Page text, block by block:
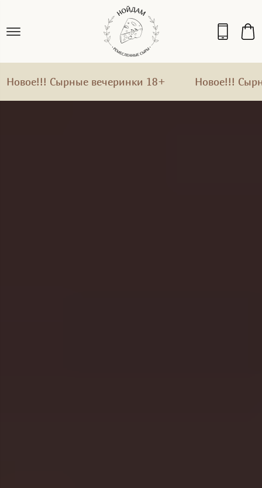
Сырные вечеринки 18+ Новое!!! Сырные